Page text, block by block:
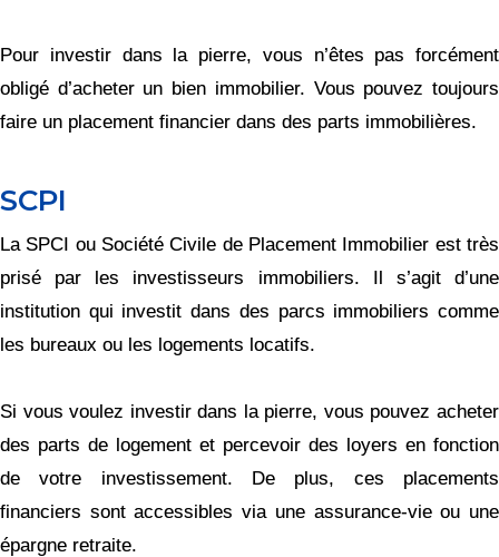
Pour investir dans la pierre, vous n’êtes pas forcément
obligé d’acheter un bien immobilier. Vous pouvez toujours
faire un placement financier dans des parts immobilières.
SCPI
La SPCI ou Société Civile de Placement Immobilier est très
prisé par les investisseurs immobiliers. Il s’agit d’une
institution qui investit dans des parcs immobiliers comme
les bureaux ou les logements locatifs.
Si vous voulez investir dans la pierre, vous pouvez acheter
des parts de logement et percevoir des loyers en fonction
de votre investissement. De plus, ces placements
financiers sont accessibles via une assurance-vie ou une
épargne retraite.